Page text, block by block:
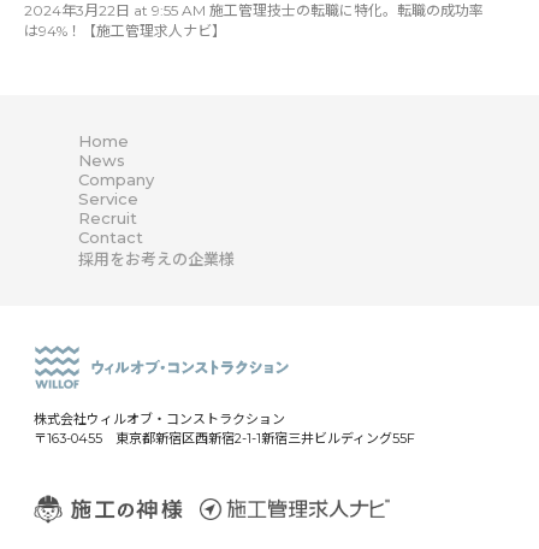
2024年3月22日 at 9:55 AM 施工管理技士の転職に特化。転職の成功率
は94%！【施工管理求人ナビ】
Home
News
Company
Service
Recruit
Contact
採用をお考えの企業様
株式会社ウィルオブ・コンストラクション
〒163-0455 東京都新宿区西新宿2-1-1新宿三井ビルディング55F